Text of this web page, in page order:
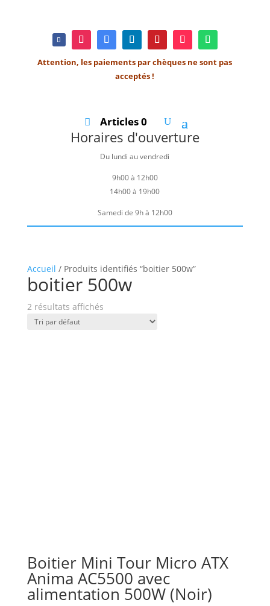
Attention, les paiements par chèques ne sont pas
acceptés !
Articles 0
Horaires d'ouverture
Du lundi au vendredi
9h00 à 12h00
14h00 à 19h00
Samedi de 9h à 12h00
Accueil / Produits identifiés “boitier 500w”
boitier 500w
2 résultats affichés
Boitier Mini Tour Micro ATX
Anima AC5500 avec
alimentation 500W (Noir)